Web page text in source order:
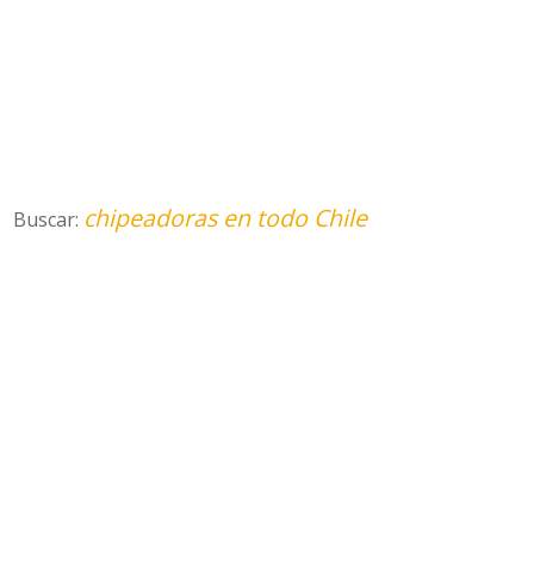
Buscar: chipeadoras en todo Chile